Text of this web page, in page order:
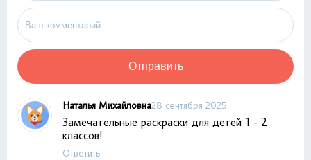
Отправить
Наталья Михайловна28 сентября 2025
Замечательные раскраски для детей 1 - 2
классов!
Ответить